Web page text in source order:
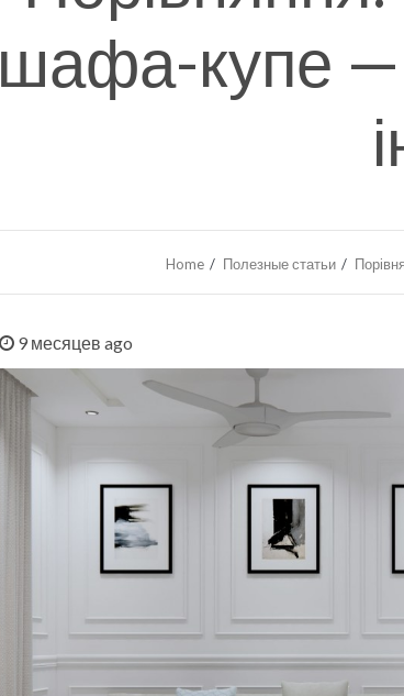
шафа-купе
Home Полезные статьи
9 месяцев ago